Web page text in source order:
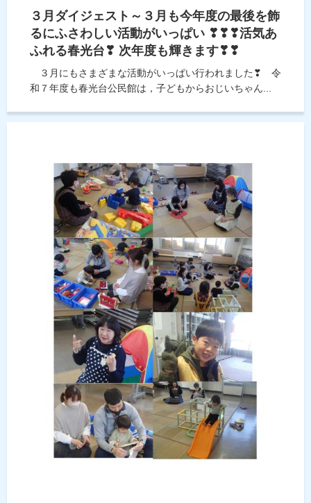
３月ダイジェスト～３月も今年度の最後を飾
るにふさわしい活動がいっぱい ❣❣❣活気あ
ふれる春光台❣ 次年度も輝きます❣❣
３月にもさまざまな活動がいっぱい行われました❣ 令
和７年度も春光台公民館は，子どもからおじいちゃん...